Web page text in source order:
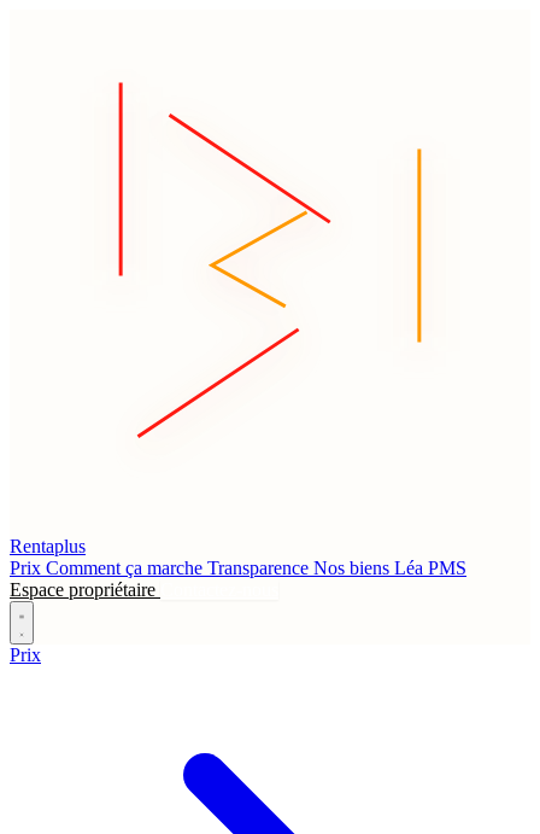
Rentaplus
Prix Comment ça marche Transparence Nos biens Léa PMS
Espace propriétaire
Prix